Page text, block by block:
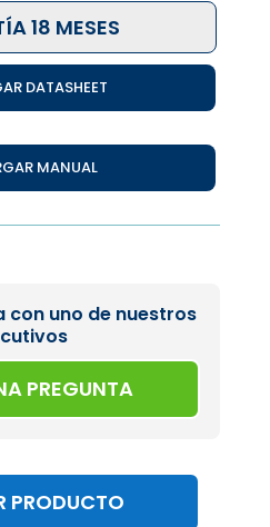
18 MESES
DATASHEET
MANUAL
con uno de nuestros
PREGUNTA
PRODUCTO